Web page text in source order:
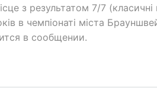
з результатом 7/7
в чемпіонаті міста
в сообщении.